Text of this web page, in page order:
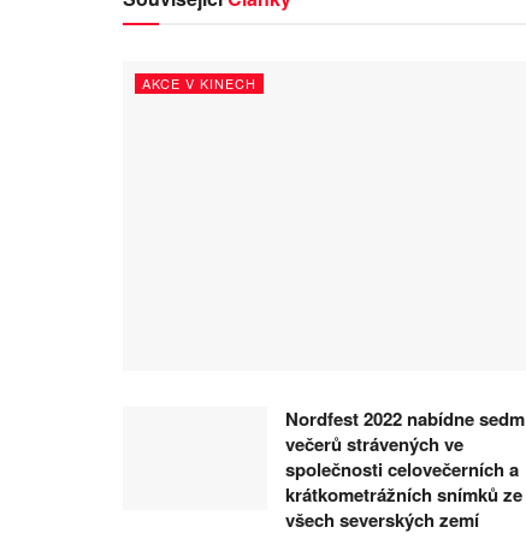
AKCE V KINECH
Nordfest 2022 nabídne sedm
večerů strávených ve
společnosti celovečerních a
krátkometrážních snímků ze
všech severských zemí